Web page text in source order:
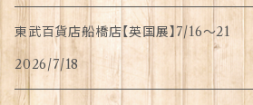
東武百貨店船橋店【英国展】7/16～21
2026/7/18